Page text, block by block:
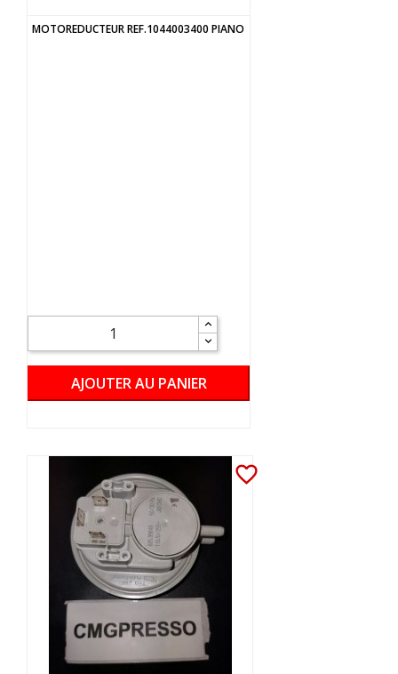
MOTOREDUCTEUR REF.1044003400 PIANO
AJOUTER AU PANIER
favorite_border